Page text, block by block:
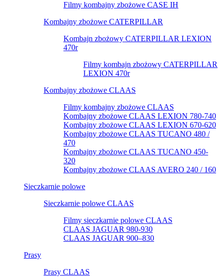
Filmy kombajny zbożowe CASE IH
Kombajny zbożowe CATERPILLAR
Kombajn zbożowy CATERPILLAR LEXION
470r
Filmy kombajn zbożowy CATERPILLAR
LEXION 470r
Kombajny zbożowe CLAAS
Filmy kombajny zbożowe CLAAS
Kombajny zbożowe CLAAS LEXION 780-740
Kombajny zbożowe CLAAS LEXION 670-620
Kombajny zbożowe CLAAS TUCANO 480 /
470
Kombajny zbożowe CLAAS TUCANO 450-
320
Kombajny zbożowe CLAAS AVERO 240 / 160
Sieczkarnie polowe
Sieczkarnie polowe CLAAS
Filmy sieczkarnie polowe CLAAS
CLAAS JAGUAR 980-930
CLAAS JAGUAR 900–830
Prasy
Prasy CLAAS